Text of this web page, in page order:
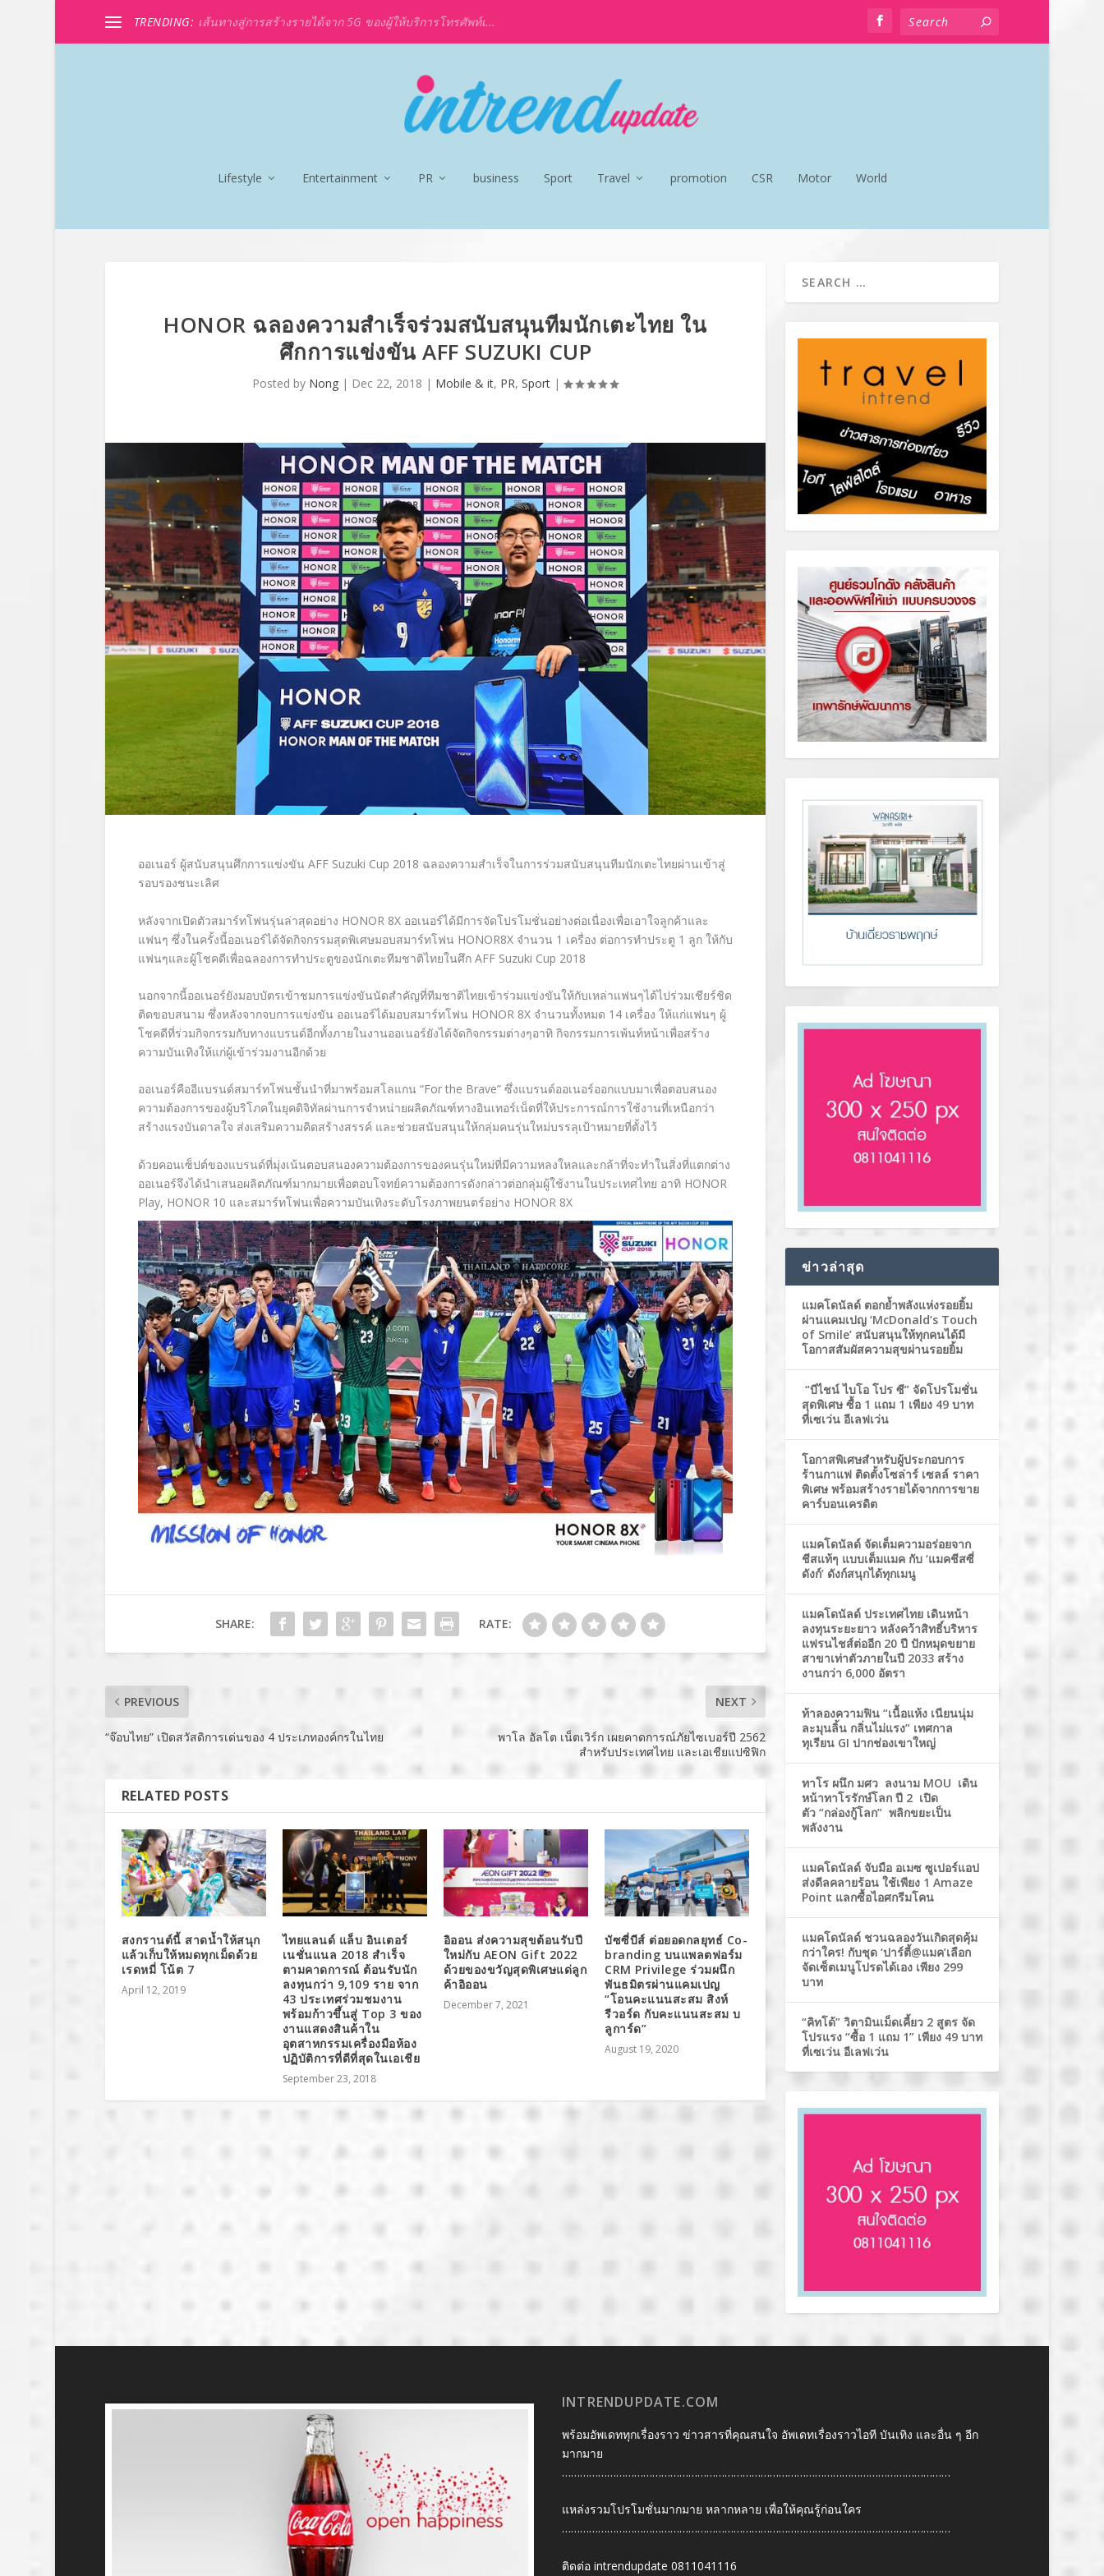
TRENDING: เส้นทางสู่การสร้างรายได้จาก 5G ของผู้ให้บริการโทรศัพท์เ...
Lifestyle Entertainment PR business Sport Travel promotion CSR Motor World
HONOR ฉลองความสำเร็จร่วมสนับสนุนทีมนักเตะไทย ใน
ศึกการแข่งขัน AFF SUZUKI CUP
Posted by Nong | Dec 22, 2018 | Mobile & it, PR,Sport |
ออเนอร์ ผู้สนับสนุนศึกการแข่งขัน AFF Suzuki Cup 2018 ฉลองความสำเร็จในการร่วมสนับสนุนทีมนักเตะไทยผ่านเข้าสู่
รอบรองชนะเลิศ
หลังจากเปิดตัวสมาร์ทโฟนรุ่นล่าสุดอย่าง HONOR 8X ออเนอร์ได้มีการจัดโปรโมชั่นอย่างต่อเนื่องเพื่อเอาใจลูกค้าและ
แฟนๆ ซึ่งในครั้งนี้ออเนอร์ได้จัดกิจกรรมสุดพิเศษมอบสมาร์ทโฟน HONOR8X จำนวน 1 เครื่อง ต่อการทำประตู 1 ลูก ให้กับ
แฟนๆและผู้โชคดีเพื่อฉลองการทำประตูของนักเตะทีมชาติไทยในศึก AFF Suzuki Cup 2018
นอกจากนี้ออเนอร์ยังมอบบัตรเข้าชมการแข่งขันนัดสำคัญที่ทีมชาติไทยเข้าร่วมแข่งขันให้กับเหล่าแฟนๆได้ไปร่วมเชียร์ชิด
ติดขอบสนาม ซึ่งหลังจากจบการแข่งขัน ออเนอร์ได้มอบสมาร์ทโฟน HONOR 8X จำนวนทั้งหมด 14 เครื่อง ให้แก่แฟนๆ ผู้
โชคดีที่ร่วมกิจกรรมกับทางแบรนด์อีกทั้งภายในงานออเนอร์ยังได้จัดกิจกรรมต่างๆอาทิ กิจกรรมการเพ้นท์หน้าเพื่อสร้าง
ความบันเทิงให้แก่ผู้เข้าร่วมงานอีกด้วย
ออเนอร์คืออีแบรนด์สมาร์ทโฟนชั้นนำที่มาพร้อมสโลแกน “For the Brave” ซึ่งแบรนด์ออเนอร์ออกแบบมาเพื่อตอบสนอง
ความต้องการของผู้บริโภคในยุคดิจิทัลผ่านการจำหน่ายผลิตภัณฑ์ทางอินเทอร์เน็ตที่ให้ประการณ์การใช้งานที่เหนือกว่า
สร้างแรงบันดาลใจ ส่งเสริมความคิดสร้างสรรค์ และช่วยสนับสนุนให้กลุ่มคนรุ่นใหม่บรรลุเป้าหมายที่ตั้งไว้
ด้วยคอนเซ็ปต์ของแบรนด์ที่มุ่งเน้นตอบสนองความต้องการของคนรุ่นใหม่ที่มีความหลงใหลและกล้าที่จะทำในสิ่งที่แตกต่าง
ออเนอร์จึงได้นำเสนอผลิตภัณฑ์มากมายเพื่อตอบโจทย์ความต้องการดังกล่าวต่อกลุ่มผู้ใช้งานในประเทศไทย อาทิ HONOR
Play, HONOR 10 และสมาร์ทโฟนเพื่อความบันเทิงระดับโรงภาพยนตร์อย่าง HONOR 8X
SHARE: RATE:
PREVIOUS
“จ๊อบไทย” เปิดสวัสดิการเด่นของ 4 ประเภทองค์กรในไทย
NEXT
พาโล อัลโต เน็ตเวิร์ก เผยคาดการณ์ภัยไซเบอร์ปี 2562
สำหรับประเทศไทย และเอเชียแปซิฟิก
RELATED POSTS
สงกรานต์นี้ สาดน้ำให้สนุก
แล้วเก็บให้หมดทุกเม็ดด้วย
เรดหมี่ โน้ต 7
April 12, 2019
ไทยแลนด์ แล็บ อินเตอร์
เนชั่นแนล 2018 สำเร็จ
ตามคาดการณ์ ต้อนรับนัก
ลงทุนกว่า 9,109 ราย จาก
43 ประเทศร่วมชมงาน
พร้อมก้าวขึ้นสู่ Top 3 ของ
งานแสดงสินค้าใน
อุตสาหกรรมเครื่องมือห้อง
ปฏิบัติการที่ดีที่สุดในเอเชีย
September 23, 2018
อิออน ส่งความสุขต้อนรับปี
ใหม่กับ AEON Gift 2022
ด้วยของขวัญสุดพิเศษแด่ลูก
ค้าอิออน
December 7, 2021
บัซซี่บีส์ ต่อยอดกลยุทธ์ Co-
branding บนแพลตฟอร์ม
CRM Privilege ร่วมผนึก
พันธมิตรผ่านแคมเปญ
“โอนคะแนนสะสม สิงห์
รีวอร์ด กับคะแนนสะสม บ
ลูการ์ด”
August 19, 2020
ข่าวล่าสุด
แมคโดนัลด์ ตอกย้ำพลังแห่งรอยยิ้ม
ผ่านแคมเปญ ‘McDonald’s Touch
of Smile’ สนับสนุนให้ทุกคนได้มี
โอกาสสัมผัสความสุขผ่านรอยยิ้ม
“บีไชน์ ไบโอ โปร ซี” จัดโปรโมชั่น
สุดพิเศษ ซื้อ 1 แถม 1 เพียง 49 บาท
ที่เซเว่น อีเลฟเว่น
โอกาสพิเศษสำหรับผู้ประกอบการ
ร้านกาแฟ ติดตั้งโซล่าร์ เซลล์ ราคา
พิเศษ พร้อมสร้างรายได้จากการขาย
คาร์บอนเครดิต
แมคโดนัลด์ จัดเต็มความอร่อยจาก
ชีสแท้ๆ แบบเต็มแมค กับ ‘แมคชีสซี่
ดังก์’ ดังก์สนุกได้ทุกเมนู
แมคโดนัลด์ ประเทศไทย เดินหน้า
ลงทุนระยะยาว หลังคว้าสิทธิ์บริหาร
แฟรนไชส์ต่ออีก 20 ปี ปักหมุดขยาย
สาขาเท่าตัวภายในปี 2033 สร้าง
งานกว่า 6,000 อัตรา
ท้าลองความฟิน “เนื้อแห้ง เนียนนุ่ม
ละมุนลิ้น กลิ่นไม่แรง” เทศกาล
ทุเรียน GI ปากช่องเขาใหญ่
ทาโร ผนึก มศว ลงนาม MOU เดิน
หน้าทาโรรักษ์โลก ปี 2 เปิด
ตัว “กล่องกู้โลก” พลิกขยะเป็น
พลังงาน
แมคโดนัลด์ จับมือ อเมซ ซูเปอร์แอป
ส่งดีลคลายร้อน ใช้เพียง 1 Amaze
Point แลกซื้อไอศกรีมโคน
แมคโดนัลด์ ชวนฉลองวันเกิดสุดคุ้ม
กว่าใคร! กับชุด ‘ปาร์ตี้@แมค’เลือก
จัดเซ็ตเมนูโปรดได้เอง เพียง 299
บาท
“คิทโด้” วิตามินเม็ดเคี้ยว 2 สูตร จัด
โปรแรง “ซื้อ 1 แถม 1” เพียง 49 บาท
ที่เซเว่น อีเลฟเว่น
INTRENDUPDATE.COM
พร้อมอัพเดททุกเรื่องราว ข่าวสารที่คุณสนใจ อัพเดทเรื่องราวไอที บันเทิง และอื่น ๆ อีก
มากมาย
…………………………………………………………………………………………………………………
แหล่งรวมโปรโมชั่นมากมาย หลากหลาย เพื่อให้คุณรู้ก่อนใคร
…………………………………………………………………………………………………………………
ติดต่อ intrendupdate 0811041116